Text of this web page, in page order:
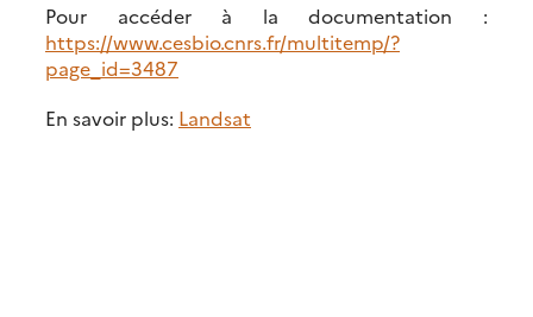
Pour accéder à la documentation :
https://www.cesbio.cnrs.fr/multitemp/?
page_id=3487
En savoir plus: Landsat